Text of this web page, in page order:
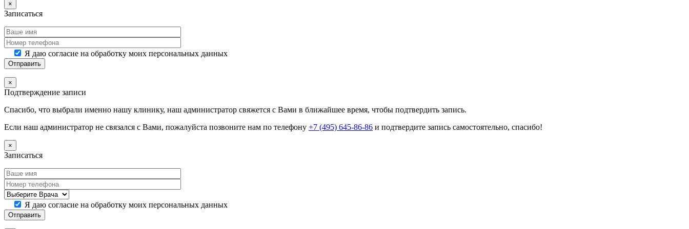
×
Записаться
Я даю согласие на обработку моих персональных данных
×
Подтверждение записи
Спасибо, что выбрали именно нашу клинику, наш администратор свяжется с Вами в ближайшее время, чтобы подтвердить запись.
Если наш администратор не связался с Вами, пожалуйста позвоните нам по телефону +7 (495) 645-86-86 и подтвердите запись самостоятельно, спасибо!
×
Записаться
Я даю согласие на обработку моих персональных данных